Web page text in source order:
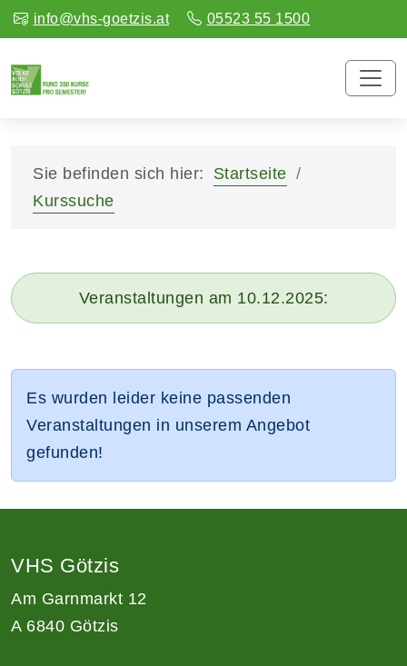
info@vhs-goetzis.at 05523 55 1500
Sie befinden sich hier:
Startseite
Kurssuche
Veranstaltungen am 10.12.2025:
Es wurden leider keine passenden
Veranstaltungen in unserem Angebot
gefunden!
VHS Götzis
Am Garnmarkt 12
A 6840 Götzis